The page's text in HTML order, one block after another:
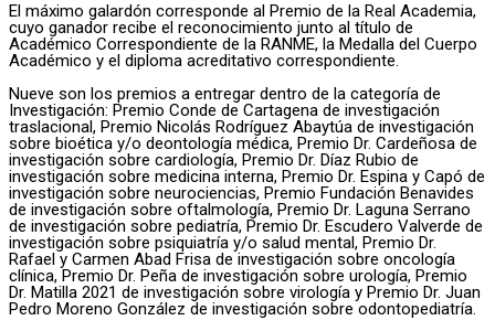
El máximo galardón corresponde al Premio de la Real Academia,
cuyo ganador recibe el reconocimiento junto al título de
Académico Correspondiente de la RANME, la Medalla del Cuerpo
Académico y el diploma acreditativo correspondiente.
Nueve son los premios a entregar dentro de la categoría de
Investigación: Premio Conde de Cartagena de investigación
traslacional, Premio Nicolás Rodríguez Abaytúa de investigación
sobre bioética y/o deontología médica, Premio Dr. Cardeñosa de
investigación sobre cardiología, Premio Dr. Díaz Rubio de
investigación sobre medicina interna, Premio Dr. Espina y Capó de
investigación sobre neurociencias, Premio Fundación Benavides
de investigación sobre oftalmología, Premio Dr. Laguna Serrano
de investigación sobre pediatría, Premio Dr. Escudero Valverde de
investigación sobre psiquiatría y/o salud mental, Premio Dr.
Rafael y Carmen Abad Frisa de investigación sobre oncología
clínica, Premio Dr. Peña de investigación sobre urología, Premio
Dr. Matilla 2021 de investigación sobre virología y Premio Dr. Juan
Pedro Moreno González de investigación sobre odontopediatría.